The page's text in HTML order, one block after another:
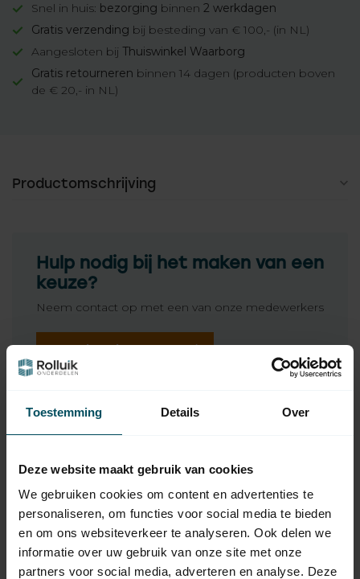
Toestemming Details Over
Deze website maakt gebruik van cookies
We gebruiken cookies om content en advertenties te
personaliseren, om functies voor social media te bieden
en om ons websiteverkeer te analyseren. Ook delen we
informatie over uw gebruik van onze site met onze
partners voor social media, adverteren en analyse. Deze
Snel in huis: bezorging binnen 2 werkdagen
Gratis verzending bij besteding van € 100,- (in NL)
Aangesloten bij Thuiswinkel Waarborg
Gratis retourneren binnen 14 dagen (producten boven
de € 20,- in NL)
Productomschrijving
Hulp nodig bij het maken van een
keuze?
Neem contact op met een van onze medewerkers
Vraag het de expert
Gerelateerde producten
Selve Koordopwinder -
koordoproller 5 meter
Op voorraad
SELVE
Selve Kunststof handgreep
voor optrekband of koord
Op voorraad
5,95